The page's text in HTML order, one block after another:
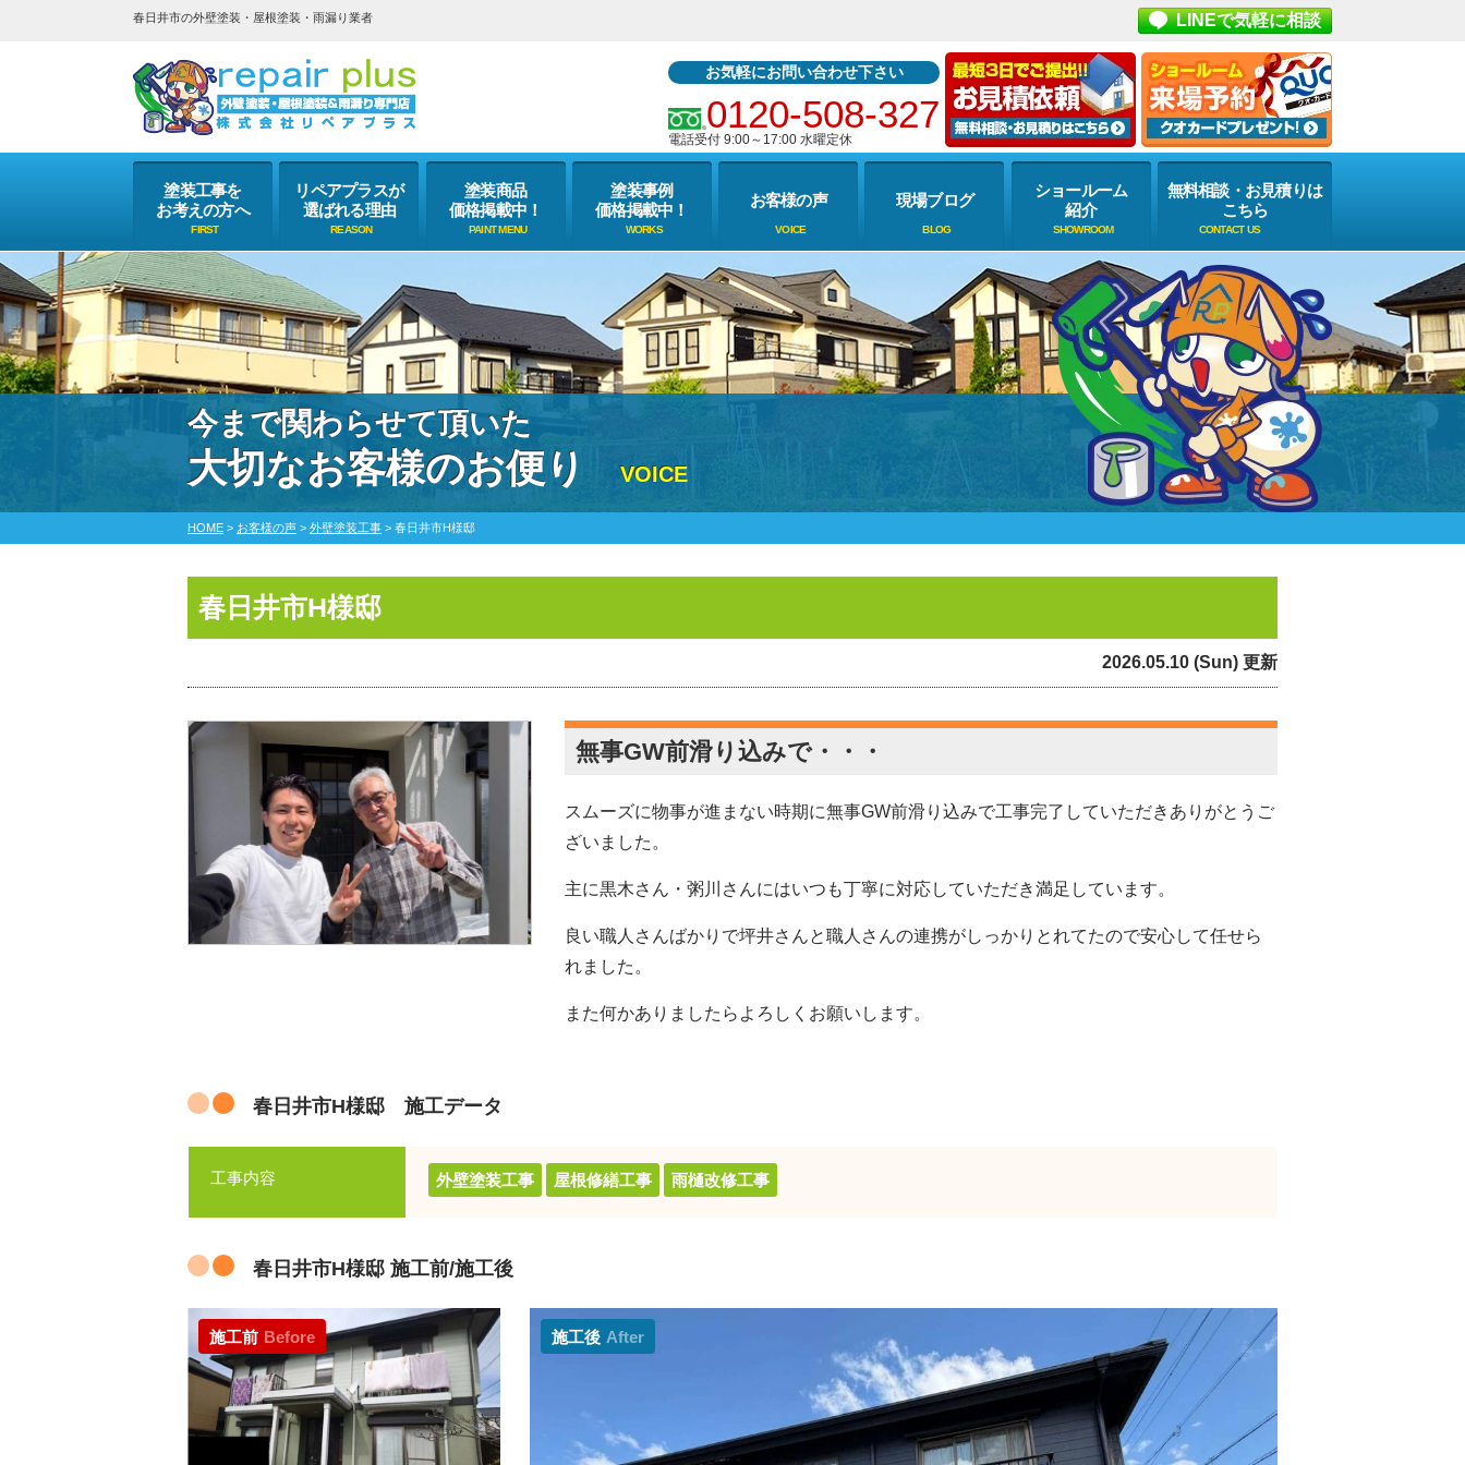
春日井市の外壁塗装・屋根塗装・雨漏り業者 LINEで気軽に相談
お気軽にお問い合わせ下さい
0120-508-327
電話受付 9:00～17:00 水曜定休
塗装工事を
お考えの方へ
リペアプラスが
選ばれる理由
塗装商品
価格掲載中！
塗装事例
価格掲載中！
お客様の声 現場ブログ
ショールーム
紹介
無料相談・お見積りは
こちら
今まで関わらせて頂いた
大切なお客様のお便り VOICE
HOME > お客様の声 > 外壁塗装工事 > 春日井市H様邸
春日井市H様邸
2026.05.10 (Sun) 更新
無事GW前滑り込みで・・・
スムーズに物事が進まない時期に無事GW前滑り込みで工事完了していただきありがとうご
ざいました。
主に黒木さん・粥川さんにはいつも丁寧に対応していただき満足しています。
良い職人さんばかりで坪井さんと職人さんの連携がしっかりとれてたので安心して任せら
れました。
また何かありましたらよろしくお願いします。
春日井市H様邸 施工データ
工事内容 外壁塗装工事 屋根修繕工事 雨樋改修工事
春日井市H様邸 施工前/施工後
施工後 After
施工前 Before